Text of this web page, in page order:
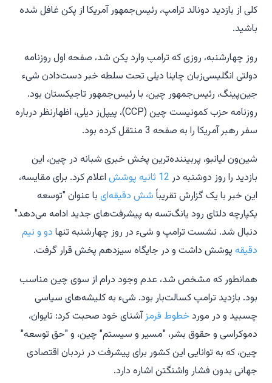
کلی از بازدید دونالد ترامپ، رئیس‌جمهور آمریکا از پکن غافل شده
باشید.
روز چهارشنبه، روزی که ترامپ وارد پکن شد، صفحه اول روزنامه
دولتی انگلیسی‌زبان چاینا دیلی تحت سلطه خبر دست‌دادن شیء
جین‌پینگ، رئیس‌جمهور چین، با رئیس‌جمهور تاجیکستان بود.
روزنامه حزب کمونیست چین (CCP)،
پیپل‌ز دیلی، اظهارنظر درباره
سفر رهبر آمریکا را به صفحه 3 منتقل کرده بود.
شین‌ون لیانبو، پربیننده‌ترین پخش خبری شبانه در چین، این
بازدید را روز دوشنبه در 12 ثانیه پوشش
اعلام کرد. برای مقایسه،
این خبر با یک گزارش تقریباً شش دقیقه‌ای با عنوان "توسعه
یکپارچه دلتای رود یانگ‌تسه به پیشرفت‌های جدید ادامه می‌دهد"
دنبال شد. نشست ترامپ و شیء در روز چهارشنبه تنها دو و نیم
دقیقه پوشش داشت و در جایگاه سیزدهم پخش قرار گرفت.
همانطور که مشخص شد، عدم وجود درام از سوی چین مناسب
بود. بازدید ترامپ کسالت‌بار بود. شیء به کلیشه‌های سیاسی
چسبید و در مورد خطوط قرمزآشنای خود صحبت کرد: تایوان،
دموکراسی و حقوق بشر، "مسیر و سیستم" چین، و "حق توسعه"
چین، که به توانایی این کشور برای پیشرفت در نردبان اقتصادی
جهانی بدون فشار واشنگتن اشاره دارد.